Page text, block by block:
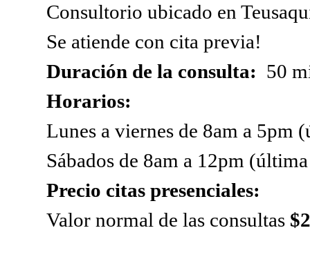
Consultorio ubicado en
Se atiende con cita previa!
Duración de la consulta: 50
Horarios:
Lunes a viernes de 8am a 5pm
Sábados de 8am a 12pm
Precio citas presenciales:
Valor normal de las consultas